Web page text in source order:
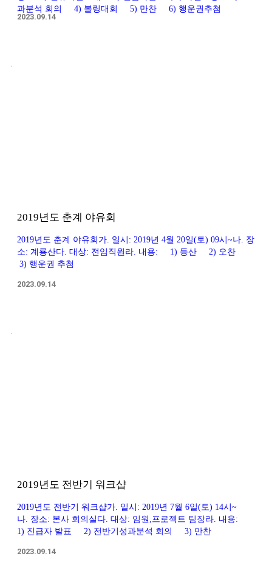
과분석 회의 4) 볼링대회 5) 만찬 6) 행운권추첨
2023.09.14
2019년도 춘계 야유회
2019년도 춘계 야유회가. 일시: 2019년 4월 20일(토) 09시~나. 장
소: 계룡산다. 대상: 전임직원라. 내용: 1) 등산 2) 오찬
3) 행운권 추첨
2023.09.14
2019년도 전반기 워크샵
2019년도 전반기 워크샵가. 일시: 2019년 7월 6일(토) 14시~
나. 장소: 본사 회의실다. 대상: 임원,프로젝트 팀장라. 내용:
1) 진급자 발표 2) 전반기성과분석 회의 3) 만찬
2023.09.14